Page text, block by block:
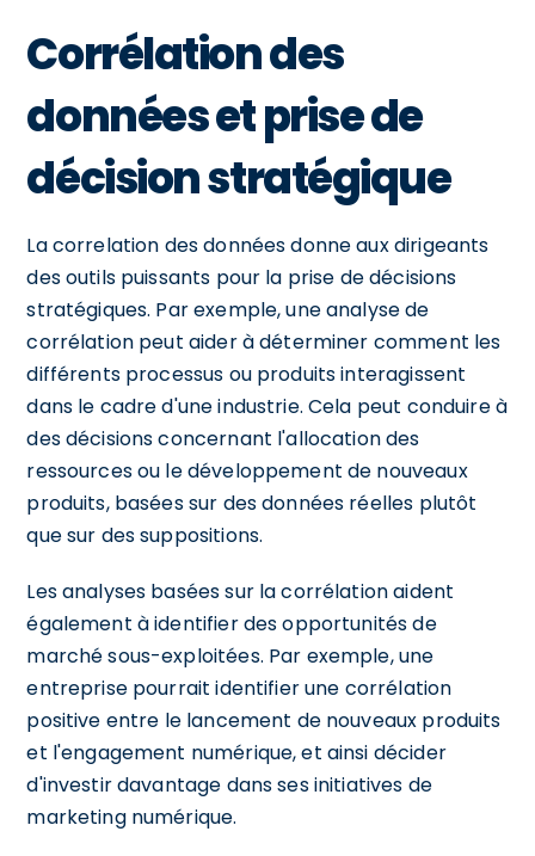
Corrélation des
données et prise de
décision stratégique
La correlation des données donne aux dirigeants
des outils puissants pour la prise de décisions
stratégiques. Par exemple, une analyse de
corrélation peut aider à déterminer comment les
différents processus ou produits interagissent
dans le cadre d'une industrie. Cela peut conduire à
des décisions concernant l'allocation des
ressources ou le développement de nouveaux
produits, basées sur des données réelles plutôt
que sur des suppositions.
Les analyses basées sur la corrélation aident
également à identifier des opportunités de
marché sous-exploitées. Par exemple, une
entreprise pourrait identifier une corrélation
positive entre le lancement de nouveaux produits
et l'engagement numérique, et ainsi décider
d'investir davantage dans ses initiatives de
marketing numérique.